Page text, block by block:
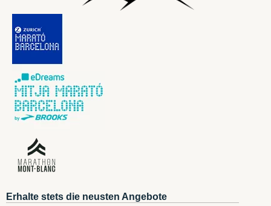
Erhalte stets die neusten Angebote